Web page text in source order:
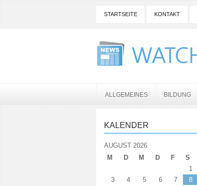
STARTSEITE KONTAKT
ALLGEMEINES BILDUNG
KALENDER
AUGUST 2026
M
D M D F S
1
3
4 5 6 7 8